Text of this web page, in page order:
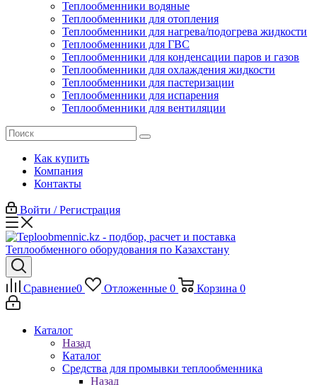
Теплообменники водяные
Теплообменники для отопления
Теплообменники для нагрева/подогрева жидкости
Теплообменники для ГВС
Теплообменники для конденсации паров и газов
Теплообменники для охлаждения жидкости
Теплообменники для пастеризации
Теплообменники для испарения
Теплообменники для вентиляции
Как купить
Компания
Контакты
Войти / Регистрация
Сравнение0 Отложенные 0 Корзина 0
Каталог
Назад
Каталог
Средства для промывки теплообменника
Назад